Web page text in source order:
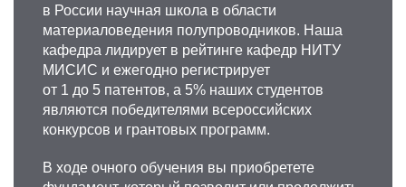
К.ф.-м.н., доцент кафедры физического
материало­ведения
Область научных интересов: физика
конденсированного состояния, физика
магнитных явлений, физика магнетизма.
+7 495 638-44-22
в России научная школа в области
материаловедения полупроводников. Наша
кафедра лидирует в рейтинге кафедр НИТУ
МИСИС и ежегодно регистрирует
от 1 до 5 патентов, а 5% наших студентов
являются победителями всероссийских
конкурсов и грантовых программ.
В ходе очного обучения вы приобретете